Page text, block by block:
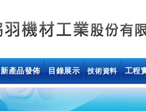
新產品發佈 目錄展示 技術資料 工程